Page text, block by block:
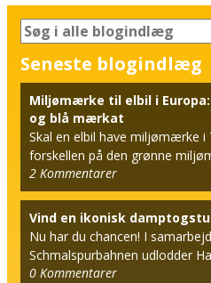
Seneste blogindlæg
Miljømærke til elbil i
og blå mærkat
Skal en elbil have miljømærke i
forskellen på den grønne
2 Kommentarer
Vind en ikonisk
Nu har du chancen! I
Schmalspurbahnen udlodder
berømt...
0 Kommentarer